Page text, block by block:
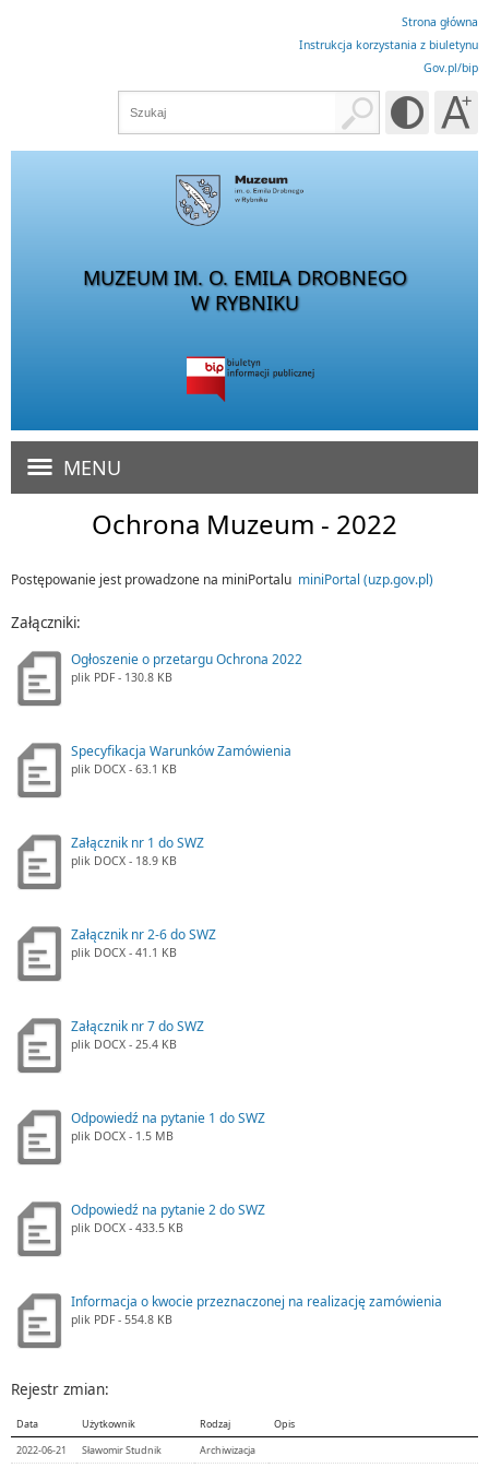
Strona główna
Instrukcja korzystania z biuletynu
Gov.pl/bip
MUZEUM IM. O. EMILA DROBNEGO
W RYBNIKU
MENU
Ochrona Muzeum - 2022
Postępowanie jest prowadzone na miniPortalu miniPortal (uzp.gov.pl)
Załączniki:
Ogłoszenie o przetargu Ochrona 2022
plik PDF- 130.8 KB
Specyfikacja Warunków Zamówienia
plik DOCX - 63.1 KB
Załącznik nr 1 do SWZ
plik DOCX - 18.9 KB
Załącznik nr 2-6 do SWZ
plik DOCX - 41.1 KB
Załącznik nr 7 do SWZ
plik DOCX - 25.4 KB
Odpowiedź na pytanie 1 do SWZ
plik DOCX - 1.5 MB
Odpowiedź na pytanie 2 do SWZ
plik DOCX - 433.5 KB
Informacja o kwocie przeznaczonej na realizację zamówienia
plik PDF- 554.8 KB
Rejestr zmian:
Data Użytkownik Rodzaj
Opis
2022-06-21
Sławomir Studnik Archiwizacja